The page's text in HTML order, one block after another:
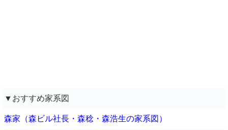
▼おすすめ家系図
森家（森ビル社長・森稔・森浩生の家系図）